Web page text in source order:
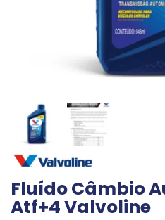
Fluído Câmbio
Atf+4 Valvoline